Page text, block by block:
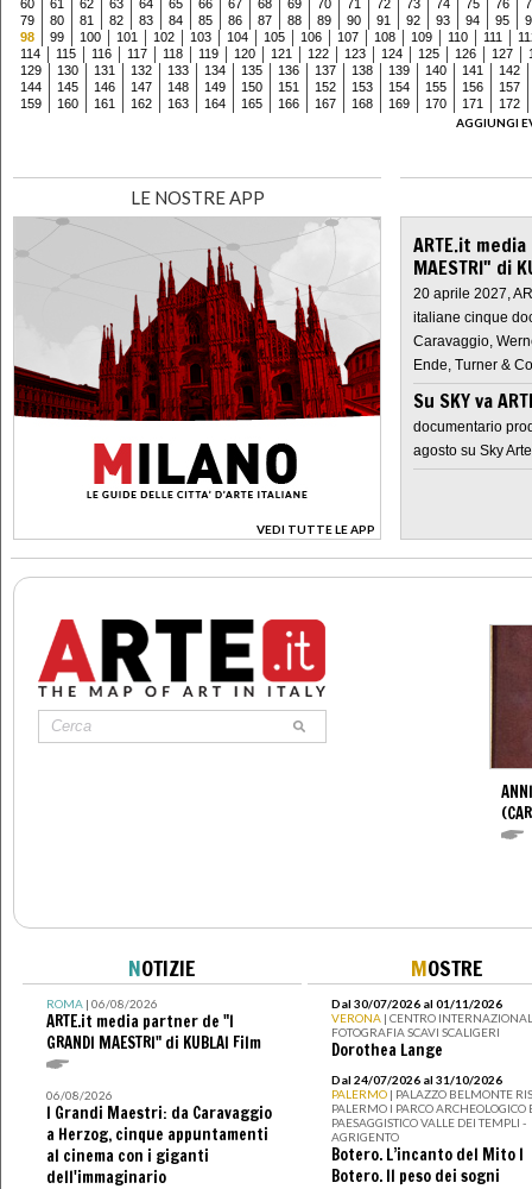
60 61 62 63 64 65 66 67 68 69 70 71 72 73 74 75 76
79
80 81 82 83 84 85 86 87 88 89 90 91 92 93 94 95
98
99 100 101 102 103 104 105 106 107 108 109 110 111
114
115 116 117 118 119 120 121 122 123 124 125 126 127
129
130 131 132 133 134 135 136 137 138 139 140 141
142
144
145 146 147 148 149 150 151 152 153 154 155 156
157
159
160 161 162 163 164 165 166 167 168 169 170 171
172
AGGIUNGI
LE NOSTRE APP
VEDI TUTTE LE APP
>
ARTE.it
MAESTRI" di
20 aprile 2027,
italiane cinque
Caravaggio,
Ende, Turner &
Su SKY va
documentario
agosto su Sky Arte
NOTIZIE
ROMA| 06/08/2026
ARTE.it media partner de "I
GRANDI MAESTRI" di KUBLAI Film
06/08/2026
I Grandi Maestri: da Caravaggio
a Herzog, cinque appuntamenti
al cinema con i giganti
dell'immaginario
MOSTRE
Dal 30/07/2026 al 01/11/2026
VERONA | CENTRO
FOTOGRAFIA SCAVI SCALIGERI
Dorothea Lange
Dal 24/07/2026 al 31/10/2026
PALERMO | PALAZZO BELMONTE
PALERMO I PARCO ARCHEOLOGICO
PAESAGGISTICO VALLE DEI TEMPLI -
AGRIGENTO
Botero. L’incanto del Mito I
Botero. Il peso dei sogni